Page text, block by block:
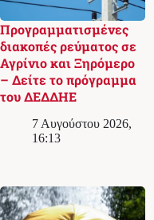
Προγραμματισμένες
διακοπές ρεύματος σε
Αγρίνιο και Ξηρόμερο
– Δείτε το πρόγραμμα
του ΔΕΔΔΗΕ
7 Αυγούστου 2026,
16:13